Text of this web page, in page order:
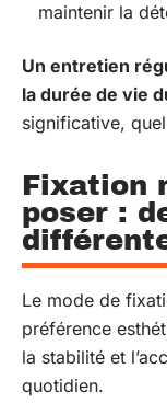
maintenir la
Un entretien
la durée de vie
significative,
Fixation
poser :
Le mode de
préférence
la stabilité et
quotidien.